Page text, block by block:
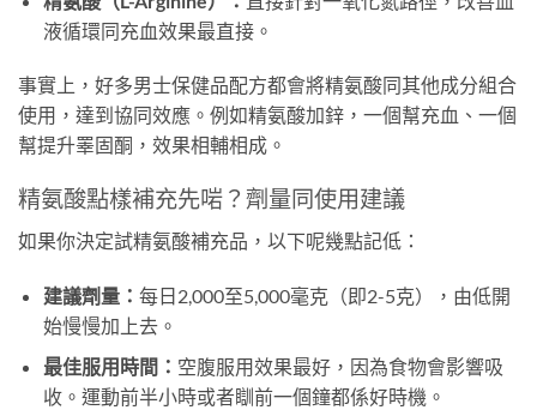
液循環同充血效果最直接。
事實上，好多男士保健品配方都會將精氨酸同其他成分組合
使用，達到協同效應。例如精氨酸加鋅，一個幫充血、一個
幫提升睪固酮，效果相輔相成。
精氨酸點樣補充先啱？劑量同使用建議
如果你決定試精氨酸補充品，以下呢幾點記低：
建議劑量： 每日2,000至5,000毫克（即2-5克），由低開
始慢慢加上去。
最佳服用時間： 空腹服用效果最好，因為食物會影響吸
收。運動前半小時或者瞓前一個鐘都係好時機。